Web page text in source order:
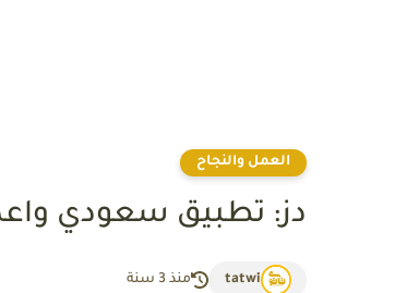
العمل والنجاح
دز: تطبيق سعودي
tatwi منذ 3 سنة